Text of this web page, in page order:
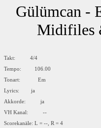
Gülümcan -
Midifiles
Takt: 4/4
Tempo: 106.00
Tonart: Em
Lyrics: ja
Akkorde: ja
VH Kanal: --
Scorekanäle: L = --, R = 4